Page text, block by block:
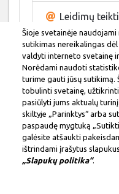
Leidimų
nesudėtingų
išdavimas
Pritarimas
viešosiose
naudojimo
Leidimų
reklamą
Šioje svetainėje
sutikimas nereikalingas
valdyti interneto svetainę
Norėdami naudoti
turime gauti jūsų sutikimą.
tobulinti svetainę,
pasiūlyti jums aktualų
skiltyje „Parinktys“ arba
paspaudę mygtuką
galėsite atšaukti
ištrindami įrašytus
„Slapukų politika“.